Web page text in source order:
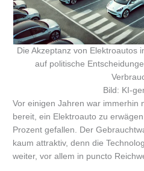
Die Akzeptanz von Elektroautos
auf politische
Bild: KI-
Vor einigen Jahren war immerhin
bereit, ein Elektroauto zu
Prozent gefallen. Der
kaum attraktiv, denn die
weiter, vor allem in puncto